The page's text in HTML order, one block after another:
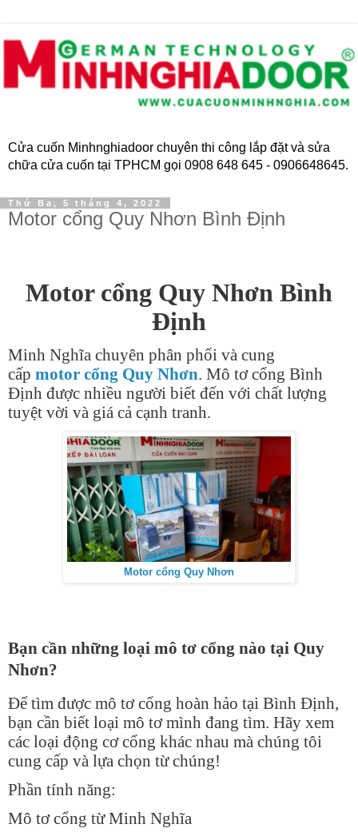
Cửa cuốn Minhnghiadoor chuyên thi công lắp đặt và sửa
chữa cửa cuốn tại TPHCM gọi 0908 648 645 - 0906648645.
Thứ Ba, 5 tháng 4, 2022
Motor cổng Quy Nhơn Bình Định
Motor cổng Quy Nhơn Bình
Định
Minh Nghĩa chuyên phân phối và cung
cấp motor cổng Quy Nhơn. Mô tơ cổng Bình
Định được nhiều người biết đến với chất lượng
tuyệt vời và giá cả cạnh tranh.
Motor cổng Quy Nhơn
Bạn cần những loại mô tơ cổng nào tại Quy
Nhơn?
Để tìm được mô tơ cổng hoàn hảo tại Bình Định,
bạn cần biết loại mô tơ mình đang tìm. Hãy xem
các loại động cơ cổng khác nhau mà chúng tôi
cung cấp và lựa chọn từ chúng!
Phần tính năng:
Mô tơ cổng từ Minh Nghĩa